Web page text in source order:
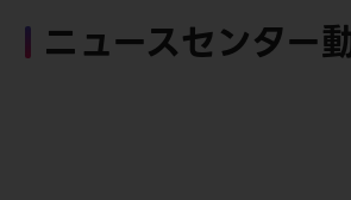
ニュースセンター